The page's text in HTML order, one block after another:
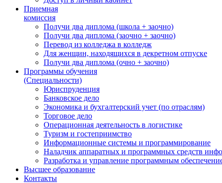
Приемная
комиссия
Получи два диплома (школа + заочно)
Получи два диплома (заочно + заочно)
Перевод из колледжа в колледж
Для женщин, находящихся в декретном отпуске
Получи два диплома (очно + заочно)
Программы обучения
(Специальности)
Юриспруденция
Банковское дело
Экономика и бухгалтерский учет (по отраслям)
Торговое дело
Операционная деятельность в логистике
Туризм и гостеприимство
Информационные системы и программирование
Наладчик аппаратных и программных средств
Разработка и управление программным
Высшее образование
Контакты